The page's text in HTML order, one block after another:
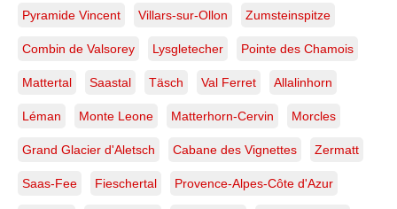
Pyramide Vincent Villars-sur-Ollon Zumsteinspitze
Combin de Valsorey Lysgletecher Pointe des Chamois
Mattertal Saastal Täsch Val Ferret Allalinhorn
Léman Monte Leone Matterhorn-Cervin Morcles
Grand Glacier d'Aletsch Cabane des Vignettes Zermatt
Saas-Fee Fieschertal Provence-Alpes-Côte d'Azur